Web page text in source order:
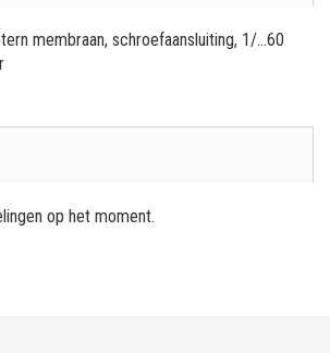
membraan, schroefaansluiting, 1/...60
op het moment.